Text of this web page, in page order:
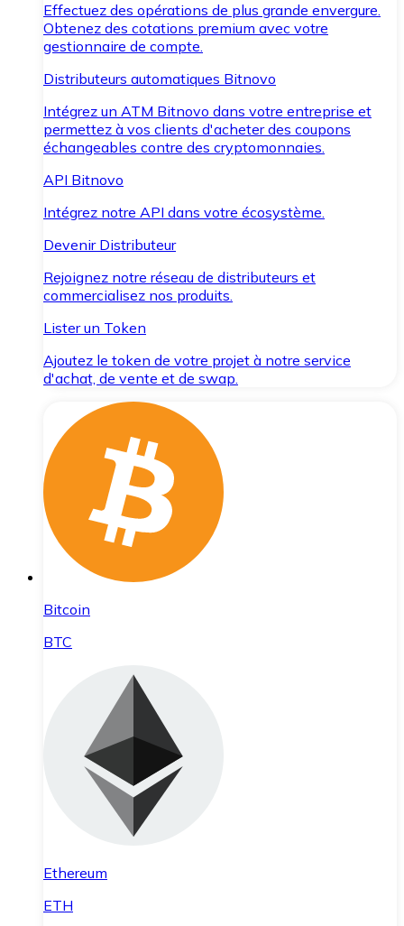
Effectuez des opérations de plus grande envergure.
Obtenez des cotations premium avec votre
gestionnaire de compte.
Distributeurs automatiques Bitnovo
Intégrez un ATM Bitnovo dans votre entreprise et
permettez à vos clients d'acheter des coupons
échangeables contre des cryptomonnaies.
API Bitnovo
Intégrez notre API dans votre écosystème.
Devenir Distributeur
Rejoignez notre réseau de distributeurs et
commercialisez nos produits.
Lister un Token
Ajoutez le token de votre projet à notre service
d'achat, de vente et de swap.
Bitcoin
BTC
Ethereum
ETH